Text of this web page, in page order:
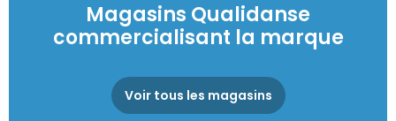
Magasins Qualidanse
commercialisant la marque
Voir tous les magasins